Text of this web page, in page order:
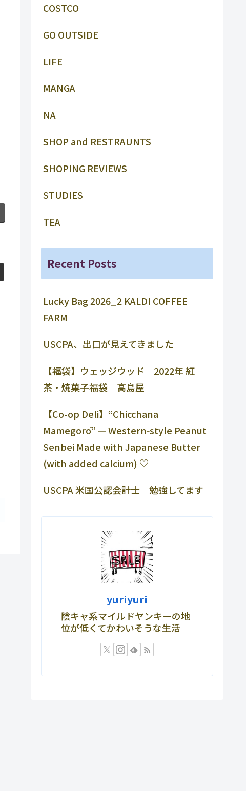
COSTCO
GO OUTSIDE
LIFE
MANGA
NA
SHOP and RESTRAUNTS
SHOPING REVIEWS
STUDIES
TEA
Recent Posts
Lucky Bag 2026_2 KALDI COFFEE
FARM
USCPA、出口が見えてきました
【福袋】ウェッジウッド 2022年 紅
茶・焼菓子福袋 高島屋
【Co-op Deli】“Chicchana
Mamegorō” — Western‑style Peanut
Senbei Made with Japanese Butter
(with added calcium) ♡
USCPA 米国公認会計士 勉強してます
yuriyuri
陰キャ系マイルドヤンキーの地
位が低くてかわいそうな生活